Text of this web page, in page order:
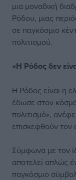
μια μοναδική
Ρόδου, μιας
σε παγκόσμιο
πολιτισμού.
«Η Ρόδος δεν
Η Ρόδος είναι η
έδωσε στον
πολιτισμό»,
επισκεφθούν
Σύμφωνα με τον
αποτελεί απλώς
παγκόσμιο